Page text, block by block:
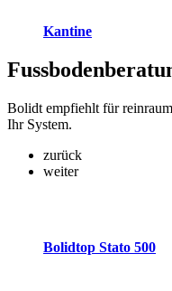
Kantine
Bolidt empfiehlt für
Ihr System.
zurück
weiter
Bolidtop Stato 500